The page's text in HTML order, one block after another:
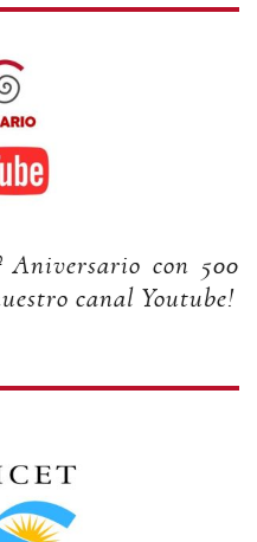
Aniversario con 500
canal Youtube!